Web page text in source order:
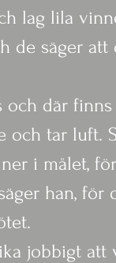
lag lila
de säger
och där
och tar
i målet,
han,
jobbigt